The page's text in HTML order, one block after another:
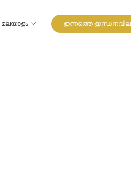
മലയാളം ഇന്നത്തെ ഇന്ധനവില